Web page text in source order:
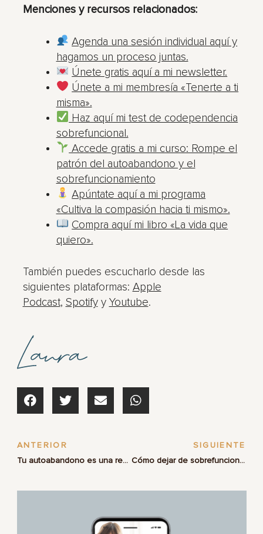
Menciones y recursos relacionados:
Agenda una sesión individual aquí y
hagamos un proceso juntas.
Únete gratis aquí a mi newsletter.
Únete a mi membresía «Tenerte a ti
misma».
Haz aquí mi test de codependencia
sobrefuncional.
Accede gratis a mi curso: Rompe el
patrón del autoabandono y el
sobrefuncionamiento
Apúntate aquí a mi programa
«Cultiva la compasión hacia ti mismo».
Compra aquí mi libro «La vida que
quiero».
También puedes escucharlo desde las
siguientes plataformas: Apple
Podcast, Spotifyy Youtube.
ANTERIOR
Tu autoabandono es una respuesta al trauma, no un defecto de carácter
SIGUIENTE
Cómo dejar de sobrefuncionar en una relación